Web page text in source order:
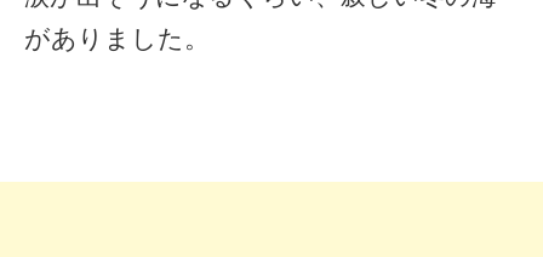
がありました。